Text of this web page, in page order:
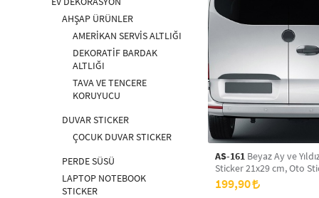
AHŞAP ÜRÜNLER
AMERİKAN SERVİS ALTLIĞI
DEKORATİF BARDAK
ALTLIĞI
TAVA VE TENCERE
KORUYUCU
DUVAR STICKER
ÇOCUK DUVAR STICKER
PERDE SÜSÜ
LAPTOP NOTEBOOK
STICKER
AS-161 Beyaz Ay ve
Sticker 21x29 cm, Oto
Sticker
199,90